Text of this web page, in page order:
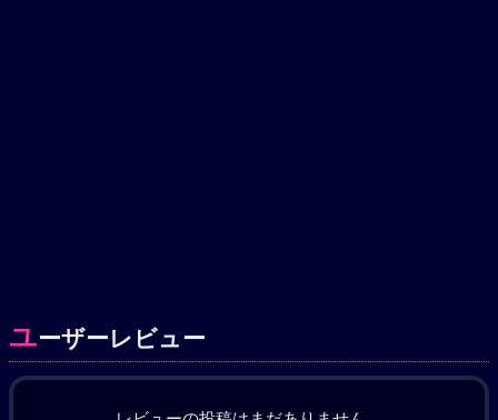
ユーザーレビュー